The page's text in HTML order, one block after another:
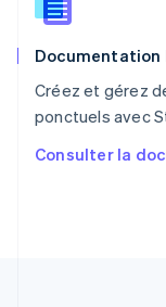
Documentation
Créez et gérez
ponctuels avec
Consulter la
Roumanie
Royaume-Uni
Singapour
English 简体中文
English